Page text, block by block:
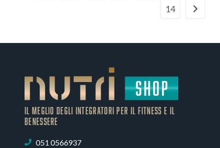
14
IL MEGLIO DEGLI Integratori PER IL FITNESS E IL
BENESSERE
051 0566937